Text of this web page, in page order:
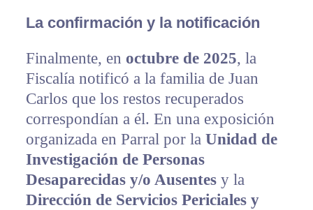
La confirmación y la notificación
Finalmente, en octubre de 2025, la
Fiscalía notificó a la familia de Juan
Carlos que los restos recuperados
correspondían a él. En una exposición
organizada en Parral por la Unidad de
Investigación de Personas
Desaparecidas y/o Ausentesy la
Dirección de Servicios Periciales y